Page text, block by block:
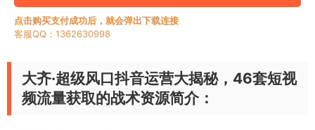
点击购买支付成功后，就会弹出下载连接
客服QQ：1362630998
大齐·超级风口抖音运营大揭秘，46套短视
频流量获取的战术资源简介：